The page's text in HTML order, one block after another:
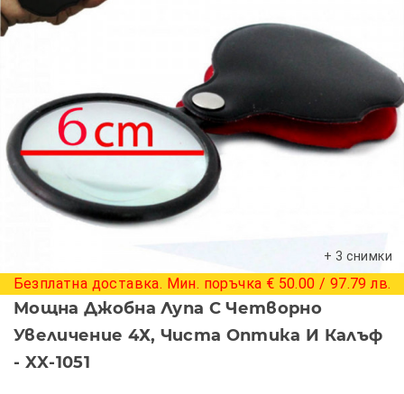
+ 3 снимки
Безплатна доставка. Мин. поръчка € 50.00 / 97.79 лв.
Мощна Джобна Лупа С Четворно
Увеличение 4Х, Чиста Оптика И Калъф
- XX-1051